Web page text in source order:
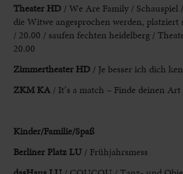
Theater HD / We Are Family /
die Witwe angesprochen werden,
/ 20.00 / saufen fechten heidelberg /
20.00
Zimmertheater HD / Je besserich dich
ZKM KA / It’s a match – Finde deinen
Kinder/Familie/Spaß
Berliner Platz LU / Frühjahrsmess